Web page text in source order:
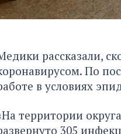
рассказали,
По
в условиях
территории
305